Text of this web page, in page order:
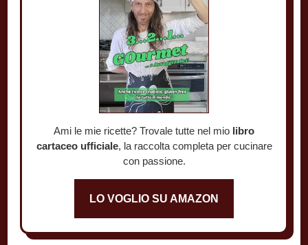
Ami le mie ricette? Trovale tutte nel mio libro
cartaceo ufficiale, la raccolta completa per cucinare
con passione.
LO VOGLIO SU AMAZON